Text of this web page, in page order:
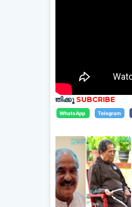
SUBCRIBE
WhatsApp Telegram